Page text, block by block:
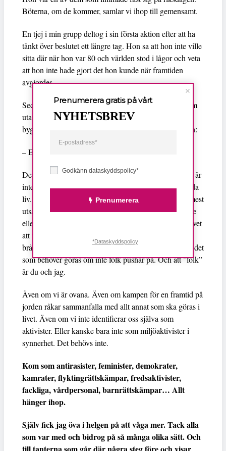
Böterna, om de kommer, samlar vi ihop till gemensamt.
En tjej i min grupp deltog i sin första aktion efter att ha
tänkt över beslutet ett längre tag. Hon sa att hon inte ville
sitta där när hon var 80 och världen stod i lågor och veta
att hon inte hade gjort det hon kunde när framtiden
avgjordes.
Sedan frågade jag Maria varför hon var där; Maria som
utan att ta mest plats är med på alla aktioner och kan
bygga vad som helst av papper, trä och lera. Då sa hon:
– En tant måste göra det en tant måste göra.
Det som får tanter att sätta sig på golvet i en polispiket är
inte någon random fotbollsmatch. Det är viljan att rädda
liv. Det är vägran att gå med på att de många och de mest
utsatta ska offras för att de få ska tjäna några sista mille
eller konsumera i överflöd. Det är barnen. Det är behovet
att vara sann mot sig själv. Det är insikten om hur
bråttom det är och att de som styr aldrig kommer göra det
som behöver göras om inte folk pushar på. Och att ”folk”
är du och jag.
Även om vi är ovana. Även om kampen för en framtid på
jorden råkar sammanfalla med allt annat som ska göras i
livet. Även om vi inte identifierar oss själva som
aktivister. Eller kanske bara inte som miljöaktivister i
synnerhet. Det behövs inte.
Kom som antirasister, feminister, demokrater,
kamrater, flyktingrättskämpar, fredsaktivister,
fackliga, vårdpersonal, barnrättskämpar… Allt
hänger ihop.
Själv fick jag öva i helgen på att våga mer. Tack alla
som var med och bidrog på så många olika sätt. Och
till tanterna som går där några steg före och visar
Godkänn dataskyddspolicy*
Prenumerera
Prenumerera gratis på vårt
NYHETSBREV
*Dataskyddspolicy